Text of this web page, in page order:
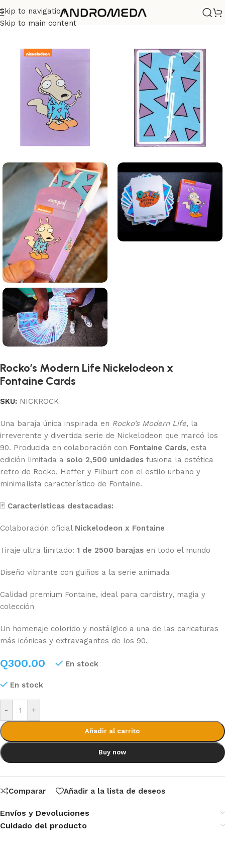
Skip to navigation
Skip to main content
Casa/ Barajas/Limitadas
Rocko’s Modern Life Nickelodeon x
Fontaine Cards
SKU: NICKROCK
Una baraja única inspirada en Rocko’s Modern Life, la
irreverente y divertida serie de Nickelodeon que marcó los
90. Producida en colaboración con Fontaine Cards, esta
edición limitada a solo 2,500 unidades fusiona la estética
retro de Rocko, Heffer y Filburt con el estilo urbano y
minimalista característico de Fontaine.
🃏 Características destacadas:
Colaboración oficial Nickelodeon x Fontaine
Tiraje ultra limitado: 1 de 2500 barajas en todo el mundo
Diseño vibrante con guiños a la serie animada
Calidad premium Fontaine, ideal para cardistry, magia y
colección
Un homenaje colorido y nostálgico a una de las caricaturas
más icónicas y extravagantes de los 90.
Q300.00 En stock
En stock
- +
Añadir al carrito
Buy now
Comparar Añadir a la lista de deseos
Envíos y Devoluciones
Cuidado del producto